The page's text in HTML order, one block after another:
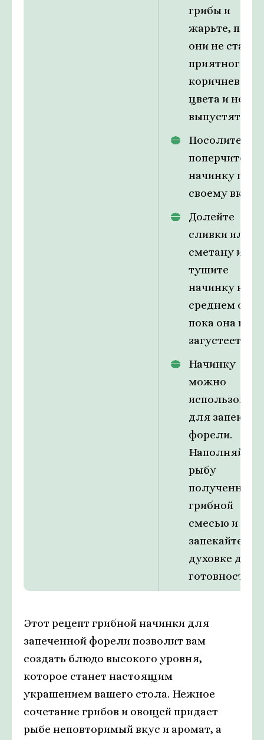
грибы и
жарьте, пока
они не станут
приятного
коричневого
цвета и не
выпустят сок.
Посолите и
поперчите
начинку по
своему вкусу.
Долейте
сливки или
сметану и
тушите
начинку на
среднем
пока она не
загустеет.
Начинку
можно
использовать
для
форели.
Наполняйте
рыбу
полученной
грибной
смесью и
запекайте в
духовке до
готовности.
Этот рецепт грибной начинки для
запеченной форели позволит вам
создать блюдо высокого уровня,
которое станет настоящим
украшением вашего стола. Нежное
сочетание грибов и овощей придает
рыбе неповторимый вкус и аромат, а